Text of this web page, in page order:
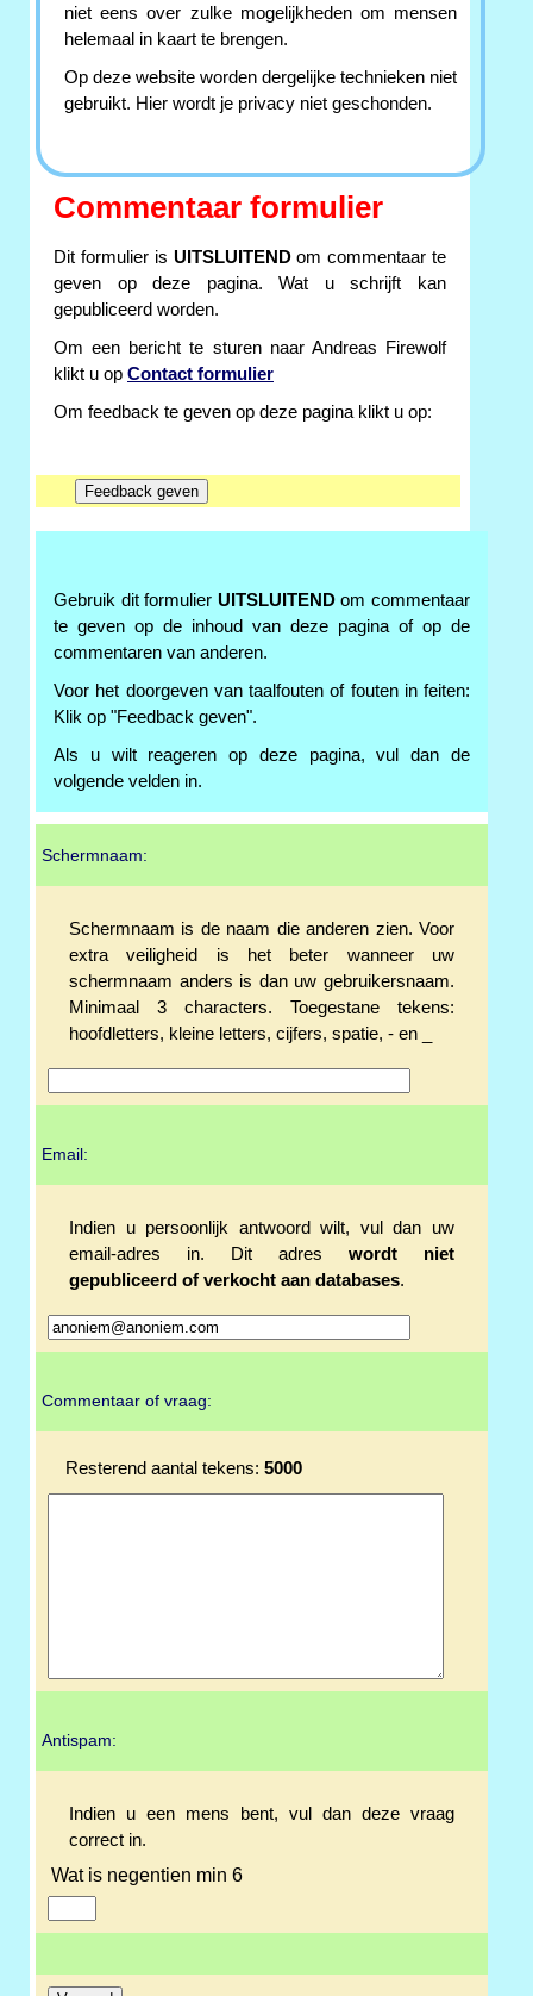
niet eens over zulke mogelijkheden om mensen
helemaal in kaart te brengen.
Op deze website worden dergelijke technieken niet
gebruikt. Hier wordt je privacy niet geschonden.
Commentaar formulier
Dit formulier is UITSLUITENDom commentaar te
geven op deze pagina. Wat u schrijft kan
gepubliceerd worden.
Om een bericht te sturen naar Andreas Firewolf
klikt u op Contact formulier
Om feedback te geven op deze pagina klikt u op:
Gebruik dit formulier UITSLUITENDom commentaar
te geven op de inhoud van deze pagina of op de
commentaren van anderen.
Voor het doorgeven van taalfouten of fouten in feiten:
Klik op "Feedback geven".
Als u wilt reageren op deze pagina, vul dan de
volgende velden in.
Schermnaam:
Schermnaam is de naam die anderen zien. Voor
extra veiligheid is het beter wanneer uw
schermnaam anders is dan uw gebruikersnaam.
Minimaal 3 characters. Toegestane tekens:
hoofdletters, kleine letters, cijfers, spatie, - en _
Email:
Indien u persoonlijk antwoord wilt, vul dan uw
email-adres in. Dit adres wordt niet
gepubliceerd of verkocht aan databases.
Commentaar of vraag:
Resterend aantal tekens: 5000
Antispam:
Indien u een mens bent, vul dan deze vraag
correct in.
Wat is negentien min 6